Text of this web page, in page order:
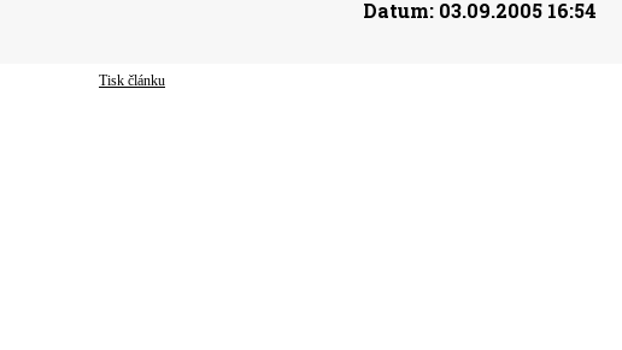
Datum:03.09.2005 16:54
Tisk článku